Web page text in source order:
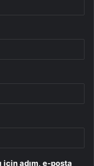
için adım, e-posta